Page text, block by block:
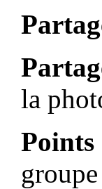
la
Points